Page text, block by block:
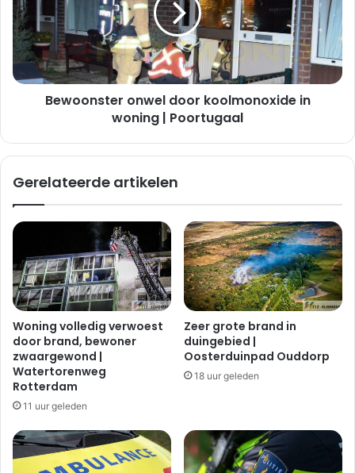
a
m
a
s
s
e
r
i
v
o
e
b
a
l
b
e
s
s
u
o
n
s
t
e
l
o
k
o
o
m
o
n
o
x
d
e
Bewoonster onwel door koolmonoxide in
woning | Poortugaal
Gerelateerde artikelen
Woning volledig verwoest
door brand, bewoner
zwaargewond |
Watertorenweg
Rotterdam
11 uur geleden
Zeer grote brand in
duingebied |
Oosterduinpad Ouddorp
18 uur geleden